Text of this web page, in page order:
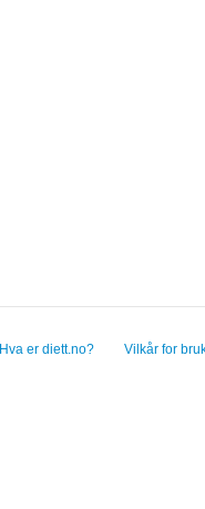
Hva er diett.no? Vilkår for